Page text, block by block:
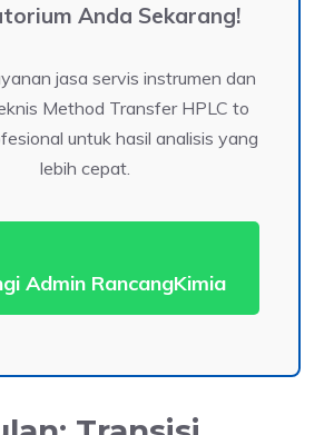
Anda Sekarang!
jasa servis instrumen dan
Method Transfer HPLC to
untuk hasil analisis yang
lebih cepat.
Admin RancangKimia